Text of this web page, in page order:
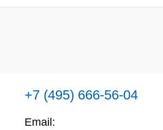
+7 (495) 666-56-04
Email: